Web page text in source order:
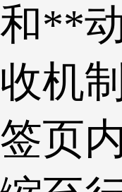
和**
收机
签页